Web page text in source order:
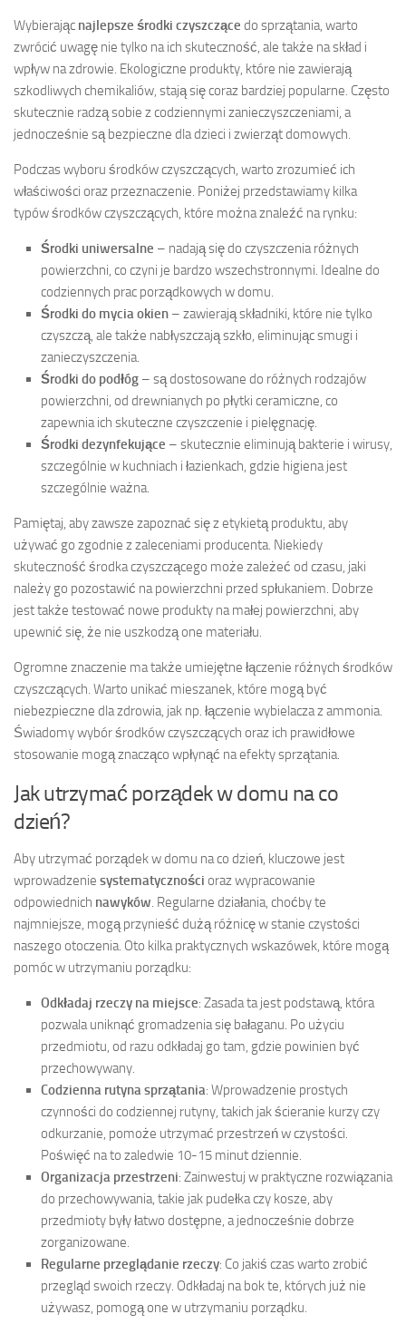
Wybierając najlepsze środki czyszczące do sprzątania, warto
zwrócić uwagę nie tylko na ich skuteczność, ale także na skład i
wpływ na zdrowie. Ekologiczne produkty, które nie zawierają
szkodliwych chemikaliów, stają się coraz bardziej popularne. Często
skutecznie radzą sobie z codziennymi zanieczyszczeniami, a
jednocześnie są bezpieczne dla dzieci i zwierząt domowych.
Podczas wyboru środków czyszczących, warto zrozumieć ich
właściwości oraz przeznaczenie. Poniżej przedstawiamy kilka
typów środków czyszczących, które można znaleźć na rynku:
Środki uniwersalne – nadają się do czyszczenia różnych
powierzchni, co czyni je bardzo wszechstronnymi. Idealne do
codziennych prac porządkowych w domu.
Środki do mycia okien – zawierają składniki, które nie tylko
czyszczą, ale także nabłyszczają szkło, eliminując smugi i
zanieczyszczenia.
Środki do podłóg – są dostosowane do różnych rodzajów
powierzchni, od drewnianych po płytki ceramiczne, co
zapewnia ich skuteczne czyszczenie i pielęgnację.
Środki dezynfekujące – skutecznie eliminują bakterie i wirusy,
szczególnie w kuchniach i łazienkach, gdzie higiena jest
szczególnie ważna.
Pamiętaj, aby zawsze zapoznać się z etykietą produktu, aby
używać go zgodnie z zaleceniami producenta. Niekiedy
skuteczność środka czyszczącego może zależeć od czasu, jaki
należy go pozostawić na powierzchni przed spłukaniem. Dobrze
jest także testować nowe produkty na małej powierzchni, aby
upewnić się, że nie uszkodzą one materiału.
Ogromne znaczenie ma także umiejętne łączenie różnych środków
czyszczących. Warto unikać mieszanek, które mogą być
niebezpieczne dla zdrowia, jak np. łączenie wybielacza z ammonia.
Świadomy wybór środków czyszczących oraz ich prawidłowe
stosowanie mogą znacząco wpłynąć na efekty sprzątania.
Jak utrzymać porządek w domu na co
dzień?
Aby utrzymać porządek w domu na co dzień, kluczowe jest
wprowadzenie systematyczności oraz wypracowanie
odpowiednich nawyków. Regularne działania, choćby te
najmniejsze, mogą przynieść dużą różnicę w stanie czystości
naszego otoczenia. Oto kilka praktycznych wskazówek, które mogą
pomóc w utrzymaniu porządku:
Odkładaj rzeczy na miejsce: Zasada ta jest podstawą, która
pozwala uniknąć gromadzenia się bałaganu. Po użyciu
przedmiotu, od razu odkładaj go tam, gdzie powinien być
przechowywany.
Codzienna rutyna sprzątania: Wprowadzenie prostych
czynności do codziennej rutyny, takich jak ścieranie kurzy czy
odkurzanie, pomoże utrzymać przestrzeń w czystości.
Poświęć na to zaledwie 10-15 minut dziennie.
Organizacja przestrzeni: Zainwestuj w praktyczne rozwiązania
do przechowywania, takie jak pudełka czy kosze, aby
przedmioty były łatwo dostępne, a jednocześnie dobrze
zorganizowane.
Regularne przeglądanie rzeczy: Co jakiś czas warto zrobić
przegląd swoich rzeczy. Odkładaj na bok te, których już nie
używasz, pomogą one w utrzymaniu porządku.